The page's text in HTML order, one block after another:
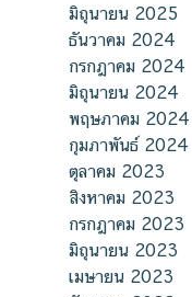
มิถุนายน 2025
ธันวาคม 2024
กรกฎาคม 2024
มิถุนายน 2024
พฤษภาคม 2024
กุมภาพันธ์ 2024
ตุลาคม 2023
สิงหาคม 2023
กรกฎาคม 2023
มิถุนายน 2023
เมษายน 2023